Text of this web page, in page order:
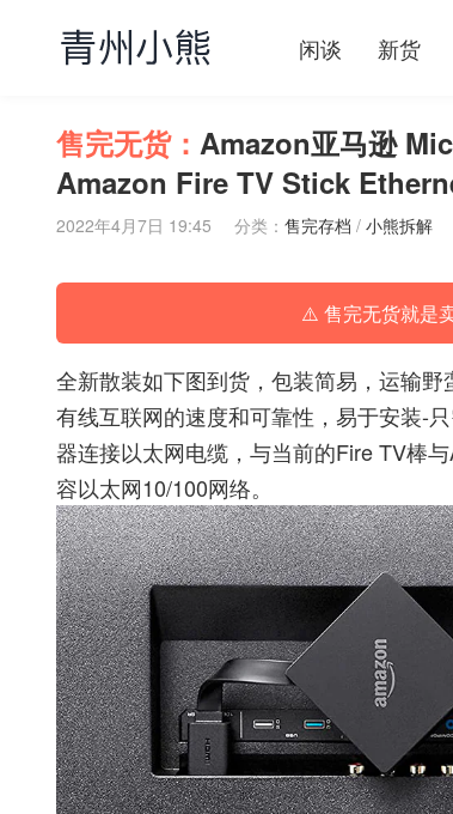
闲谈 新货
售完无货： Amazon亚马逊
Amazon Fire TV Stick
2022年4月7日 19:45 分类： 售完存档 / 小熊拆解
⚠️ 售完无货就是
全新散装如下图到货，包装简易，运输
有线互联网的速度和可靠性，易于安装-
器连接以太网电缆，与当前的Fire TV棒
容以太网10/100网络。